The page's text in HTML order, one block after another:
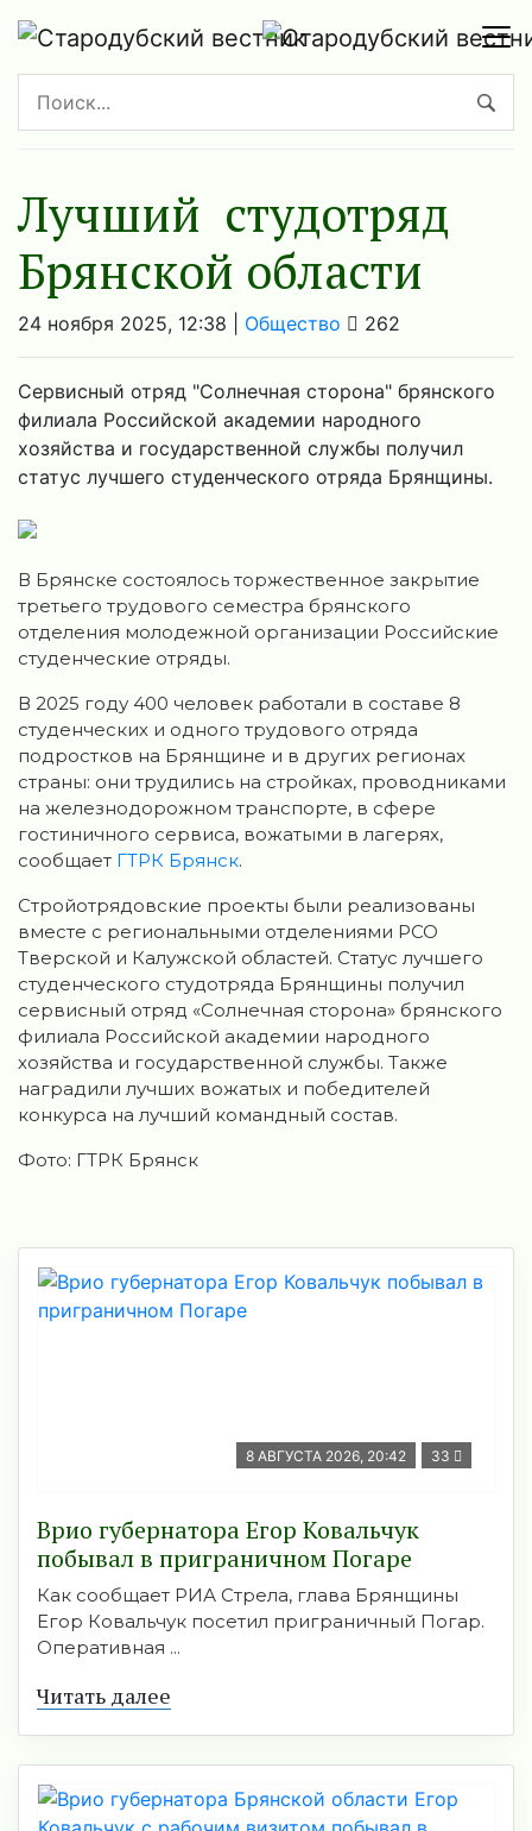
Лучший студотряд
Брянской области
24 ноября 2025, 12:38 | Общество 262
Сервисный отряд "Солнечная сторона" брянского
филиала Российской академии народного
хозяйства и государственной службы получил
статус лучшего студенческого отряда Брянщины.
В Брянске состоялось торжественное закрытие
третьего трудового семестра брянского
отделения молодежной организации Российские
студенческие отряды.
В 2025 году 400 человек работали в составе 8
студенческих и одного трудового отряда
подростков на Брянщине и в других регионах
страны: они трудились на стройках, проводниками
на железнодорожном транспорте, в сфере
гостиничного сервиса, вожатыми в лагерях,
сообщает ГТРК Брянск.
Стройотрядовские проекты были реализованы
вместе с региональными отделениями РСО
Тверской и Калужской областей. Статус лучшего
студенческого студотряда Брянщины получил
сервисный отряд «Солнечная сторона» брянского
филиала Российской академии народного
хозяйства и государственной службы. Также
наградили лучших вожатых и победителей
конкурса на лучший командный состав.
Фото: ГТРК Брянск
8 АВГУСТА 2026, 20:42 33
Врио губернатора Егор Ковальчук
побывал в приграничном Погаре
Как сообщает РИА Стрела, глава Брянщины
Егор Ковальчук посетил приграничный Погар.
Оперативная ...
Читать далее